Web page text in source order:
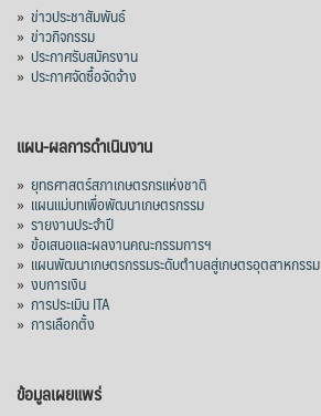
» ข่าวประชาสัมพันธ์
» ข่าวกิจกรรม
» ประกาศรับสมัครงาน
» ประกาศจัดซื้อจัดจ้าง
แผน-ผลการดำเนินงาน
» ยุทธศาสตร์สภาเกษตรกรแห่งชาติ
» แผนแม่บทเพื่อพัฒนาเกษตรกรรม
» รายงานประจำปี
» ข้อเสนอและผลงานคณะกรรมการฯ
» แผนพัฒนาเกษตรกรรมระดับตำบลสู่เกษตรอุตสาหกรรม
» งบการเงิน
» การประเมิน ITA
» การเลือกตั้ง
ข้อมูลเผยแพร่